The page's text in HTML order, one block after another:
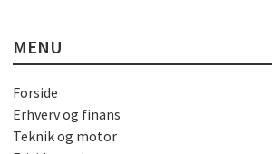
MENU
Forside
Erhverv og finans
Teknik og motor